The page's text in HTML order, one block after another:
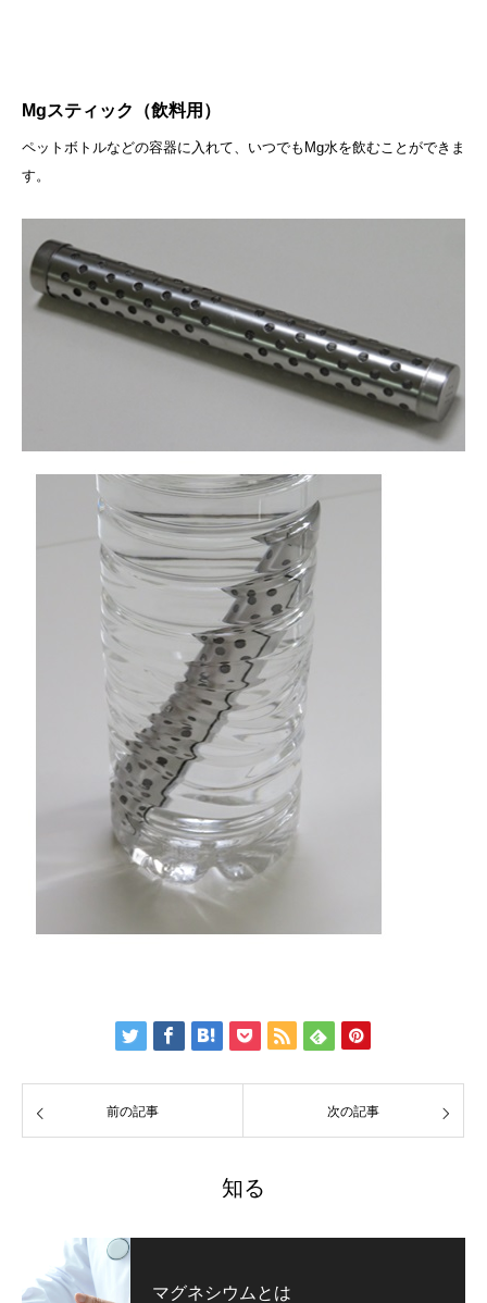
Mgスティック（飲料用）
ペットボトルなどの容器に入れて、いつでもMg水を飲むことができま
す。
前の記事 次の記事
知る
マグネシウムとは